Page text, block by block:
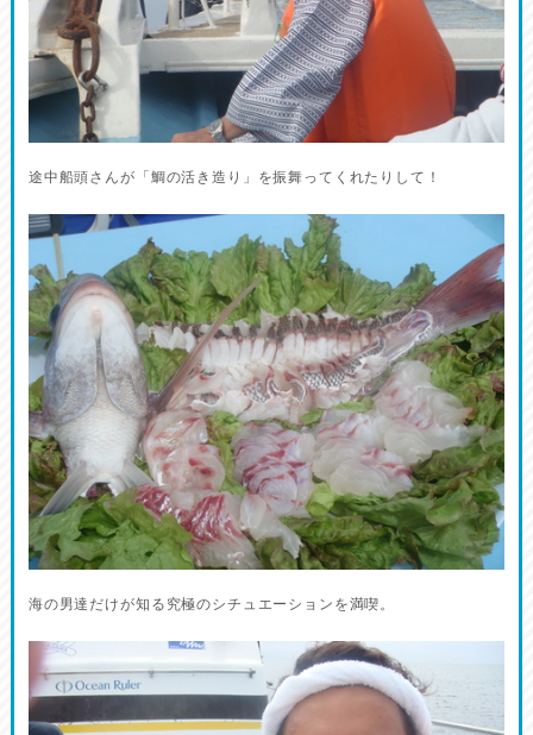
途中船頭さんが「鯛の活き造り」を振舞ってくれたりして！
海の男達だけが知る究極のシチュエーションを満喫。